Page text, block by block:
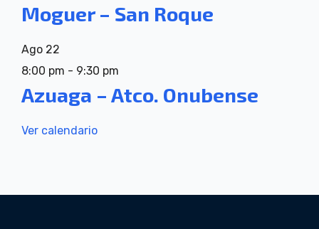
Moguer – San Roque
Ago 22
8:00 pm - 9:30 pm
Azuaga – Atco. Onubense
Ver calendario